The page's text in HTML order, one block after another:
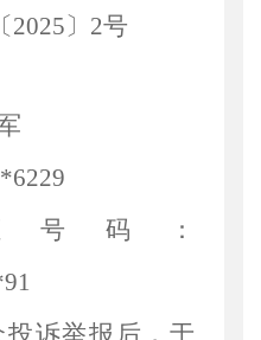
2025〕2号
号码：
诉举报后，于